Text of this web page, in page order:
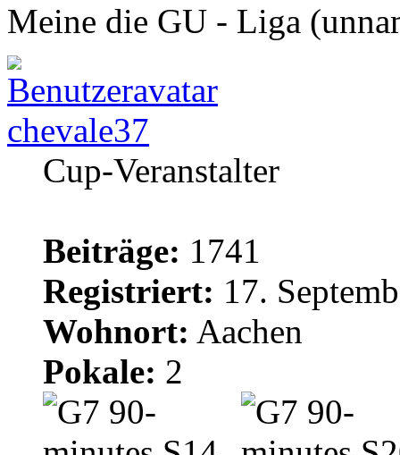
Meine die GU - Liga
chevale37
Cup-Veranstalter
Beiträge: 1741
Registriert: 17.
Wohnort: Aachen
Pokale: 2